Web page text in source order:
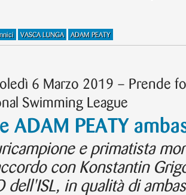
VASCA LUNGA ADAM PEATY
6 Marzo 2019 – Prende
Swimming League
ADAM PEATY
e primatista
con Konstantin
dell'ISL, in qualità di